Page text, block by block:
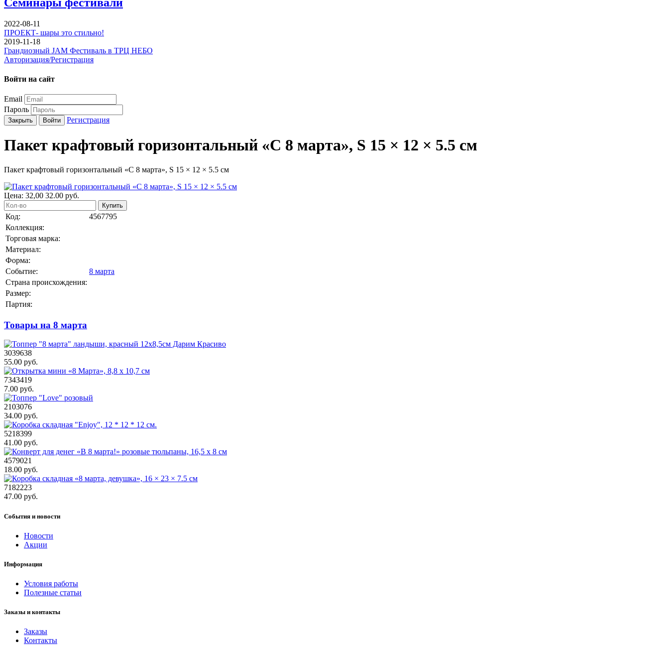
2022-08-11
ПРОЕКТ- шары это стильно!
2019-11-18
Грандиозный JAM Фестиваль в ТРЦ НЕБО
Авторизация/Регистрация
Войти на сайт
Email
Пароль
Закрыть Войти Регистрация
Пакет крафтовый горизонтальный «С 8 марта», S 15 × 12 × 5.5 см
Пакет крафтовый горизонтальный «С 8 марта», S 15 × 12 × 5.5 см
Цена: 32,00 32.00 руб.
Купить
Код:
4567795
Коллекция:
Торговая марка:
Материал:
Форма:
Событие:
8 марта
Страна происхождения:
Размер:
Партия:
Товары на 8 марта
3039638
55.00 руб.
7343419
7.00 руб.
2103076
34.00 руб.
5218399
41.00 руб.
4579021
18.00 руб.
7182223
47.00 руб.
События и новости
Новости
Акции
Информация
Условия работы
Полезные статьи
Заказы и контакты
Заказы
Контакты